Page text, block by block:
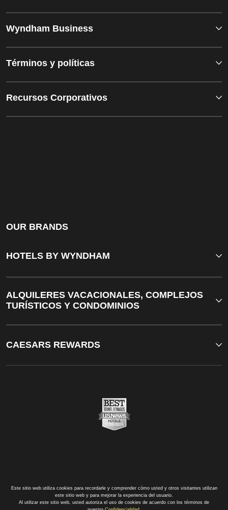
Wyndham Business
Términos y políticas
Recursos Corporativos
OUR BRANDS
HOTELS BY WYNDHAM
ALQUILERES VACACIONALES, COMPLEJOS
TURÍSTICOS Y CONDOMINIOS
CAESARS REWARDS
Este sitio web utiliza cookies para recordarle y comprender cómo usted y otros visitantes utilizan
este sitio web y para mejorar la experiencia del usuario.
Al utilizar este sitio web, usted autoriza el uso de cookies de acuerdo con los términos de